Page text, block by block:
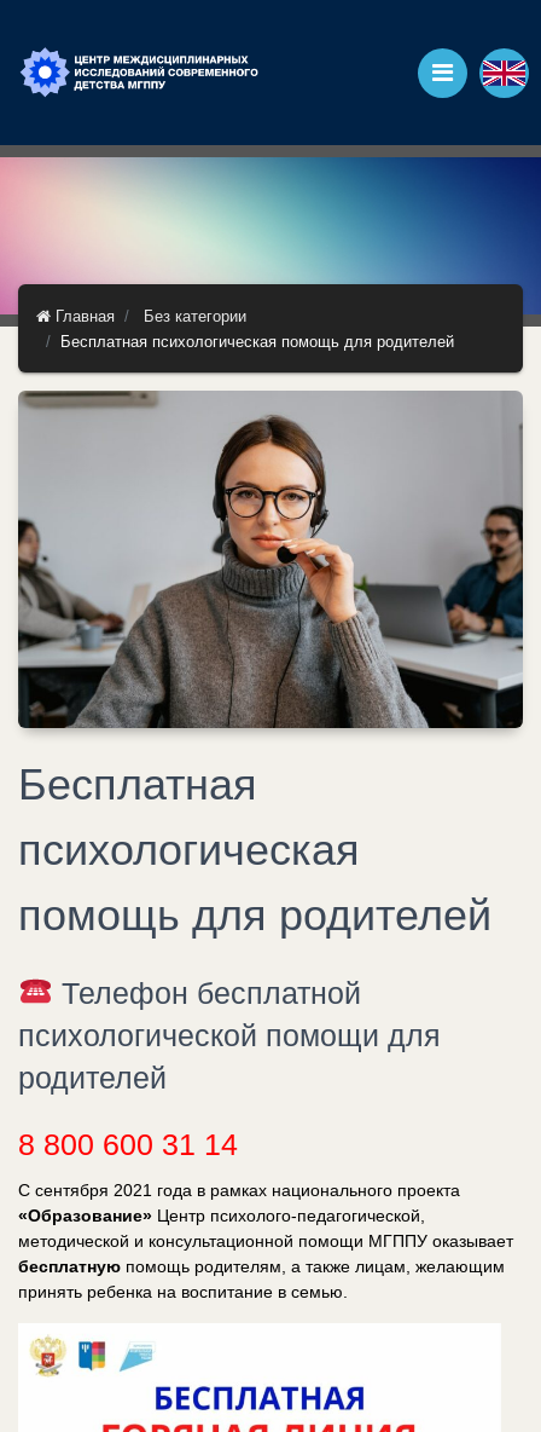
Главная
Без категории
Бесплатная психологическая помощь для родителей
Бесплатная
психологическая
помощь для родителей
Телефон бесплатной
психологической помощи для
родителей
8 800 600 31 14
С сентября 2021 года в рамках национального проекта
«Образование» Центр психолого-педагогической,
методической и консультационной помощи МГППУ оказывает
бесплатную помощь родителям, а также лицам, желающим
принять ребенка на воспитание в семью.